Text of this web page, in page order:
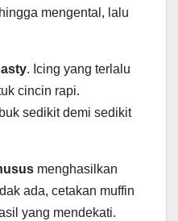
mengental, lalu
. Icing yang terlalu
cincin rapi.
sedikit demi sedikit
menghasilkan
ada, cetakan muffin
yang mendekati.